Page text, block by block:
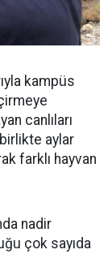
kampüs
canlıları
aylar
farklı hayvan
nadir
çok sayıda